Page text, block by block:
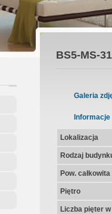
Zadatku
Umowa
BS5-MS-
Galeria
Informacje
Lokalizacja
Rodzaj
Pow.
Piętro
Liczba pięter